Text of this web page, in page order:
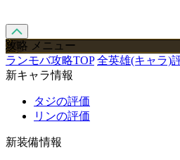
攻略 メニュー
ランモバ攻略TOP 全英雄(キャラ)
新キャラ情報
タジの評価
リンの評価
新装備情報